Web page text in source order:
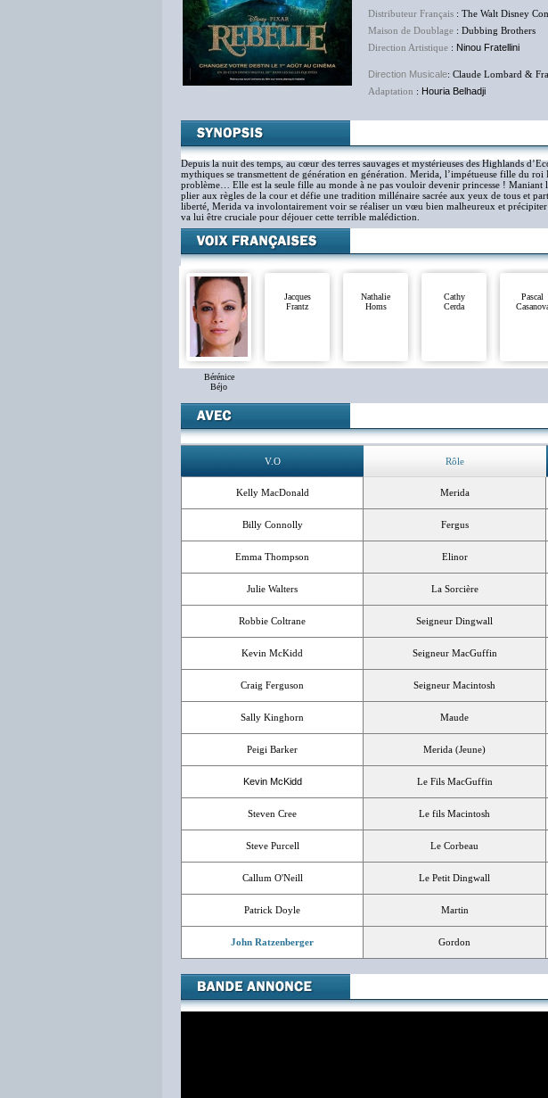
Distributeur Français : The Walt Disney
Maison de Doublage : Dubbing Brothers
Direction Artistique : Ninou Fratellini
Direction Musicale: Claude Lombard &
Adaptation : Houria Belhadji
Depuis la nuit des temps, au cœur des terres sauvages et mystérieuses des Highlands
mythiques se transmettent de génération en génération. Merida, l’impétueuse fille du roi
problème… Elle est la seule fille au monde à ne pas vouloir devenir princesse ! Maniant
plier aux règles de la cour et défie une tradition millénaire sacrée aux yeux de tous et
liberté, Merida va involontairement voir se réaliser un vœu bien malheureux et précipiter
va lui être cruciale pour déjouer cette terrible malédiction.
Bérénice
Béjo
Jacques
Frantz
Nathalie
Homs
Cathy
Cerda
Pascal
V.O Rôle
Kelly MacDonald Merida
Billy Connolly Fergus
Emma Thompson Elinor
Julie Walters La Sorcière
Robbie Coltrane Seigneur Dingwall
Kevin McKidd Seigneur MacGuffin
Craig Ferguson Seigneur Macintosh
Sally Kinghorn Maude
Peigi Barker Merida (Jeune)
Kevin McKidd Le Fils MacGuffin
Steven Cree Le fils Macintosh
Steve Purcell Le Corbeau
Callum O'Neill Le Petit Dingwall
Patrick Doyle Martin
John Ratzenberger Gordon